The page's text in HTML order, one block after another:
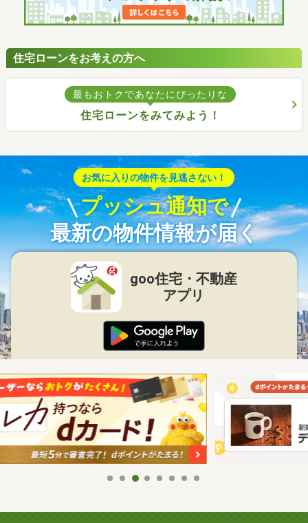
住宅ローンをお考えの方へ
最もおトクであなたにぴったりな
住宅ローンをみてみよう！
お気に入りの物件を見逃さない！
プッシュ通知で
最新の物件情報が届く
goo住宅・不動産
アプリ